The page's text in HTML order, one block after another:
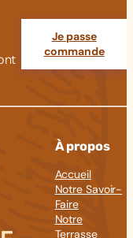
Je passe
commande
À propos
Accueil
Notre Savoir-
Faire
Notre
Terrasse